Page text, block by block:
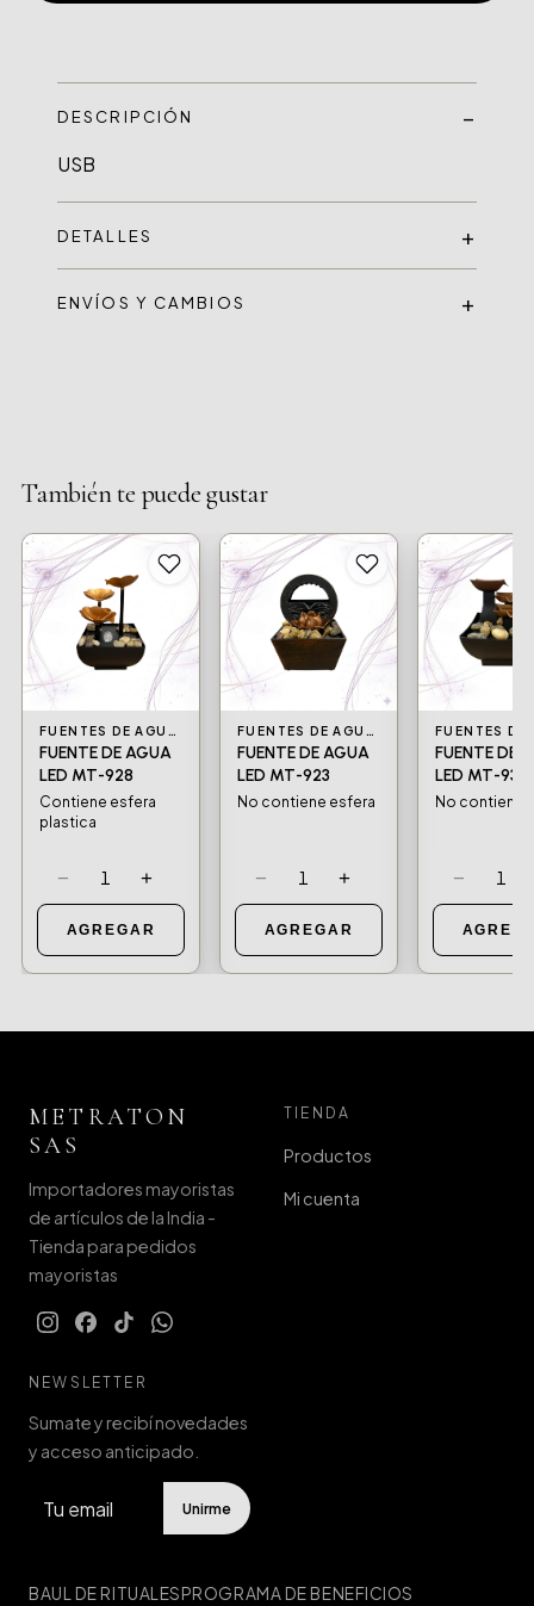
DESCRIPCIÓN
DETALLES
ENVÍOS Y CAMBIOS
También te puede gustar
FUENTES DE AGUA LED
FUENTE DE AGUA
LED MT-928
Contiene esfera
plastica
− 1 +
AGREGAR
FUENTES DE AGUA LED
FUENTE DE AGUA
LED MT-923
No contiene esfera
− 1 +
AGREGAR
FUENTE DE
LED MT-932
No contiene
− 1
METRATON
SAS
Importadores mayoristas
de artículos de la India -
Tienda para pedidos
mayoristas
TIENDA
Productos
Mi cuenta
NEWSLETTER
Sumate y recibí novedades
y acceso anticipado.
Unirme
BAUL DE RITUALESPROGRAMA DE BENEFICIOS